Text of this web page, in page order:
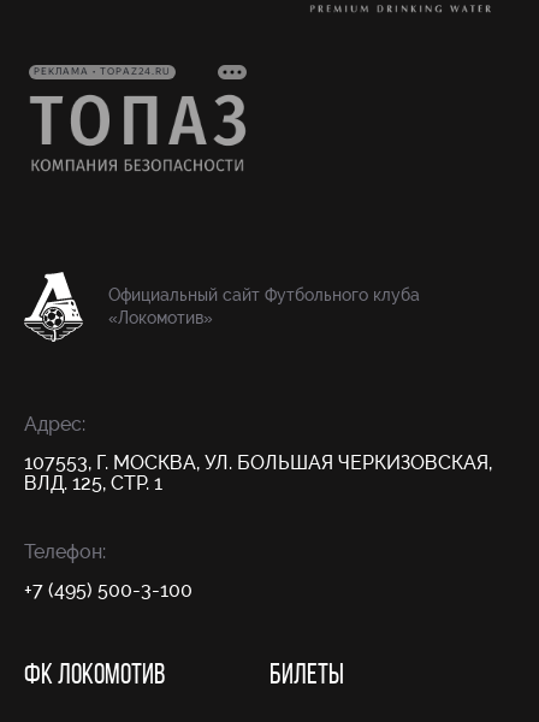
РЕКЛАМА • TOPAZ24.RU
Официальный сайт Футбольного клуба
«Локомотив»
Адрес:
107553, Г. МОСКВА, УЛ. БОЛЬШАЯ ЧЕРКИЗОВСКАЯ,
ВЛД. 125, СТР. 1
Телефон:
+7 (495) 500-3-100
ФК ЛОКОМОТИВ БИЛЕТЫ